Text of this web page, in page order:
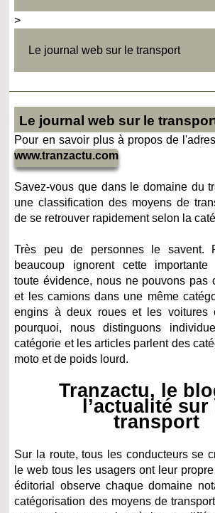
>
Le journal web sur le transport
Le journal web sur le
Pour en savoir plus à propos de
www.tranzactu.com
Savez-vous que dans le domaine du
une classification des moyens de
de se retrouver rapidement selon la
Très peu de personnes le savent.
beaucoup ignorent cette importante
toute évidence, nous ne pouvons pas
et les camions dans une même
engins à deux roues et les voitures
pourquoi, nous distinguons
catégorie et les articles parlent des
moto et de poids lourd.
Tranzactu, le
l’actualité sur
transport
Sur la route, tous les conducteurs se
le web tous les usagers ont leur
éditorial observe chaque domaine
catégorisation des moyens de